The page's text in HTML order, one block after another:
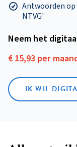
Antwoorden op
NTVG'
Neem het
€ 15,93 per
IK WIL